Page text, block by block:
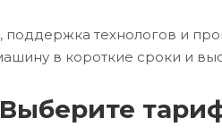
технологов и
в короткие сроки и
Выберите